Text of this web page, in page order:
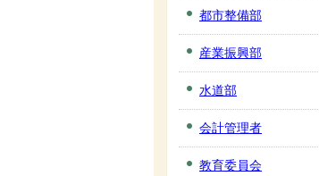
都市整備部
産業振興部
水道部
会計管理者
教育委員会